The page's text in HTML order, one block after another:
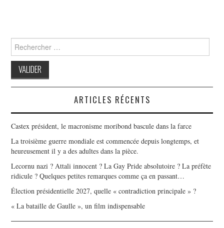
Search
for:
ARTICLES RÉCENTS
Castex président, le macronisme moribond bascule dans la farce
La troisième guerre mondiale est commencée depuis longtemps, et
heureusement il y a des adultes dans la pièce.
Lecornu nazi ? Attali innocent ? La Gay Pride absolutoire ? La préfète
ridicule ? Quelques petites remarques comme ça en passant…
Élection présidentielle 2027, quelle « contradiction principale » ?
« La bataille de Gaulle », un film indispensable